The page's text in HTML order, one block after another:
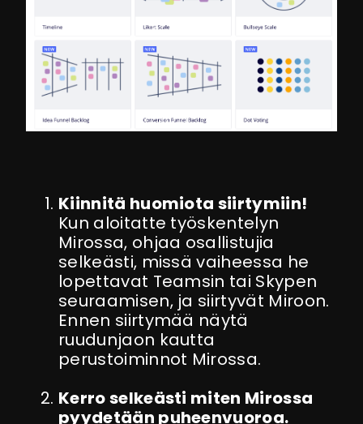
Kiinnitä huomiota siirtymiin!
Kun aloitatte työskentelyn
Mirossa, ohjaa osallistujia
selkeästi, missä vaiheessa he
lopettavat Teamsin tai Skypen
seuraamisen, ja siirtyvät Miroon.
Ennen siirtymää näytä
ruudunjaon kautta
perustoiminnot Mirossa.
Kerro selkeästi miten Mirossa
pyydetään puheenvuoroa.